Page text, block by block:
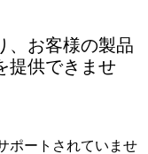
、お客様の製品
提供できませ
ポートされていませ